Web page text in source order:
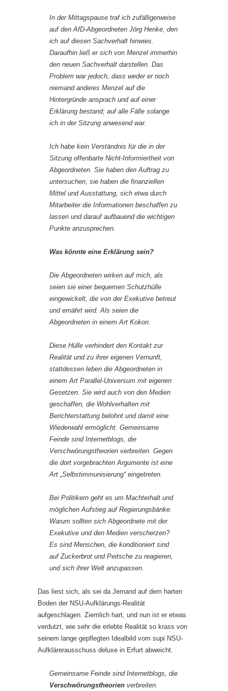
In der Mittagspause traf ich zufälligerweise
auf den AfD-Abgeordneten Jörg Henke, den
ich auf diesen Sachverhalt hinwies.
Daraufhin ließ er sich von Menzel immerhin
den neuen Sachverhalt darstellen. Das
Problem war jedoch, dass weder er noch
niemand anderes Menzel auf die
Hintergründe ansprach und auf einer
Erklärung bestand; auf alle Fälle solange
ich in der Sitzung anwesend war.
Ich habe kein Verständnis für die in der
Sitzung offenbarte Nicht-Informiertheit von
Abgeordneten. Sie haben den Auftrag zu
untersuchen, sie haben die finanziellen
Mittel und Ausstattung, sich etwa durch
Mitarbeiter die Informationen beschaffen zu
lassen und darauf aufbauend die wichtigen
Punkte anzusprechen.
Was könnte eine Erklärung sein?
Die Abgeordneten wirken auf mich, als
seien sie einer bequemen Schutzhülle
eingewickelt, die von der Exekutive betreut
und ernährt wird. Als seien die
Abgeordneten in einem Art Kokon.
Diese Hülle verhindert den Kontakt zur
Realität und zu ihrer eigenen Vernunft,
stattdessen leben die Abgeordneten in
einem Art Parallel-Universum mit eigenen
Gesetzen. Sie wird auch von den Medien
geschaffen, die Wohlverhalten mit
Berichterstattung belohnt und damit eine
Wiederwahl ermöglicht. Gemeinsame
Feinde sind Internetblogs, die
Verschwörungstheorien verbreiten. Gegen
die dort vorgebrachten Argumente ist eine
Art „Selbstimmunisierung“ eingetreten.
Bei Politikern geht es um Machterhalt und
möglichen Aufstieg auf Regierungsbänke.
Warum sollten sich Abgeordnete mit der
Exekutive und den Medien verscherzen?
Es sind Menschen, die konditioniert sind
auf Zuckerbrot und Peitsche zu reagieren,
und sich ihrer Welt anzupassen.
Das liest sich, als sei da Jemand auf dem harten
Boden der NSU-Aufklärungs-Realität
aufgeschlagen. Ziemlich hart, und nun ist er etwas
verdutzt, wie sehr die erlebte Realität so krass von
seinem lange gepflegten Idealbild vom supi NSU-
Aufklärerausschuss deluxe in Erfurt abweicht.
Gemeinsame Feinde sind Internetblogs, die
Verschwörungstheorien verbreiten.